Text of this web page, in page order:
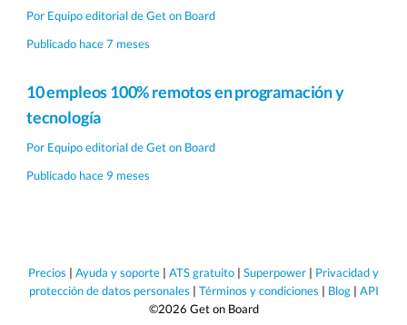
Por Equipo editorial de Get on Board
Publicado hace 7 meses
10 empleos 100% remotos en programación y
tecnología
Por Equipo editorial de Get on Board
Publicado hace 9 meses
Precios | Ayuda y soporte | ATS gratuito | Superpower | Privacidad y
protección de datos personales | Términos y condiciones | Blog| API
©2026 Get on Board